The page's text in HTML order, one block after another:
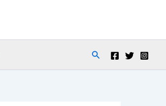
Search